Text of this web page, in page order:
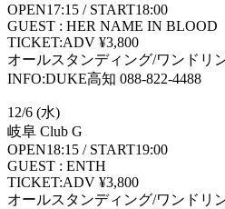
OPEN17:15 / START18:00
GUEST : HER NAME IN BLOOD
TICKET:ADV ¥3,800
オールスタンディング/ワンドリ
INFO:DUKE高知 088-822-4488
12/6 (水)
岐阜 Club G
OPEN18:15 / START19:00
GUEST : ENTH
TICKET:ADV ¥3,800
オールスタンディング/ワンドリ